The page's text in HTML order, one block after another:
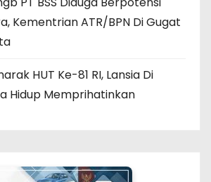
Kementrian ATR/BPN Di Gugat
HUT Ke-81 RI, Lansia Di
Hidup Memprihatinkan